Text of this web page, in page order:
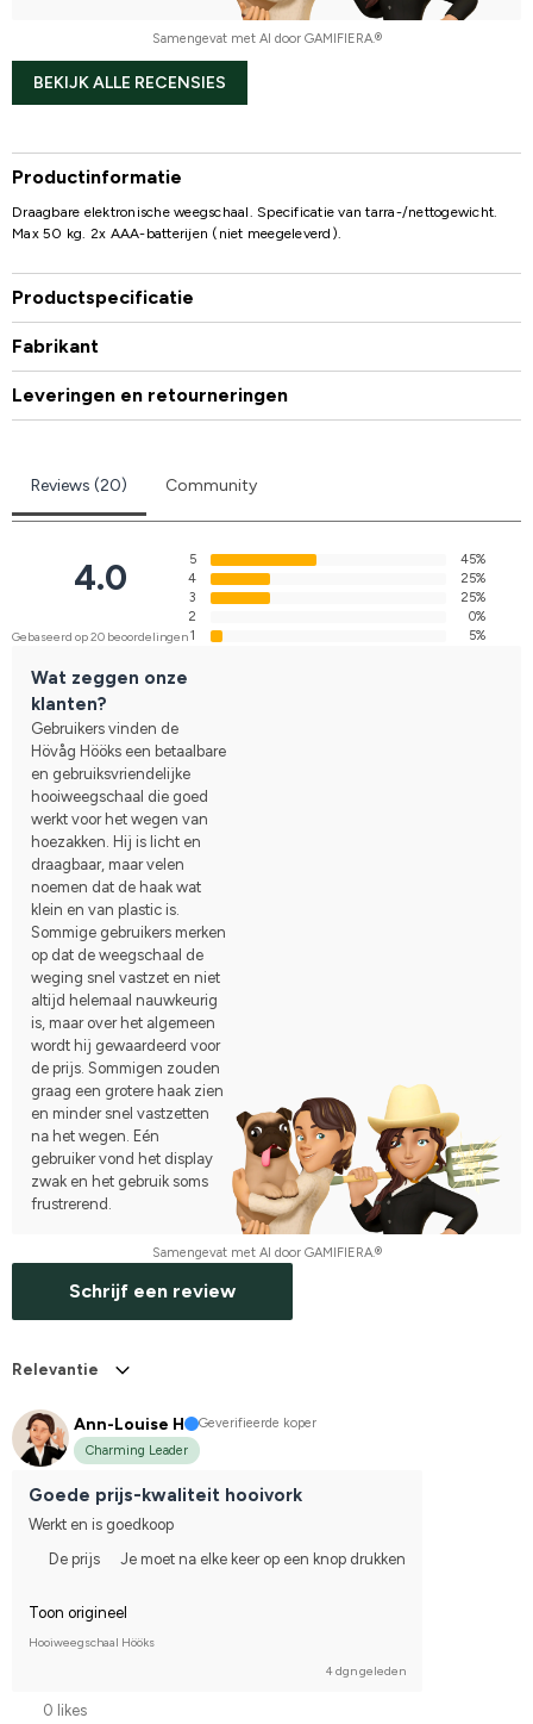
Samengevat met AI door GAMIFIERA.®
BEKIJK ALLE RECENSIES
Productinformatie
Draagbare elektronische weegschaal. Specificatie van tarra-/nettogewicht.
Max 50 kg. 2x AAA-batterijen (niet meegeleverd).
Productspecificatie
Fabrikant
Leveringen en retourneringen
Reviews (20) Community
4.0
Gebaseerd op 20 beoordelingen
5
45%
4
25%
3
25%
2
0%
1
5%
Wat zeggen onze
klanten?
Gebruikers vinden de
Hövåg Hööks een betaalbare
en gebruiksvriendelijke
hooiweegschaal die goed
werkt voor het wegen van
hoezakken. Hij is licht en
draagbaar, maar velen
noemen dat de haak wat
klein en van plastic is.
Sommige gebruikers merken
op dat de weegschaal de
weging snel vastzet en niet
altijd helemaal nauwkeurig
is, maar over het algemeen
wordt hij gewaardeerd voor
de prijs. Sommigen zouden
graag een grotere haak zien
en minder snel vastzetten
na het wegen. Eén
gebruiker vond het display
zwak en het gebruik soms
frustrerend.
Samengevat met AI door GAMIFIERA.®
Schrijf een review
Relevantie
Ann-Louise H
Geverifieerde koper
Charming Leader
Goede prijs-kwaliteit hooivork
Werkt en is goedkoop
De prijs
Je moet na elke keer op een knop drukken
Toon origineel
Hooiweegschaal Hööks
4 dgn geleden
0 likes